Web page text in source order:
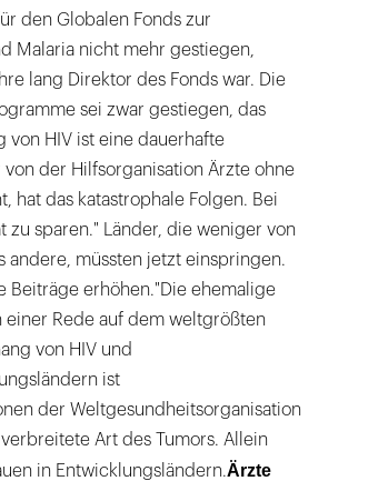
den Globalen Fonds zur
Malaria nicht mehr gestiegen,
lang Direktor des Fonds war. Die
sei zwar gestiegen, das
von HIV ist eine dauerhafte
der Hilfsorganisation Ärzte ohne
hat das katastrophale Folgen. Bei
sparen." Länder, die weniger von
andere, müssten jetzt einspringen.
Beiträge erhöhen."Die ehemalige
einer Rede auf dem weltgrößten
von HIV und
ist
der Weltgesundheitsorganisation
Art des Tumors. Allein
in Entwicklungsländern.Ärzte